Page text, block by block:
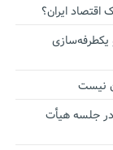
ایران؟
یکطرفه‌سازی
نیست
در جلسه هیأت